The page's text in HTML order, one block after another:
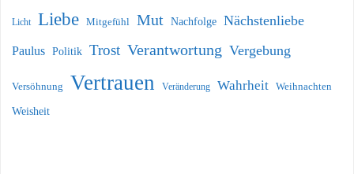
Licht Liebe Mitgefühl Mut Nachfolge Nächstenliebe
Paulus Politik Trost Verantwortung Vergebung
Versöhnung Vertrauen Veränderung Wahrheit Weihnachten
Weisheit